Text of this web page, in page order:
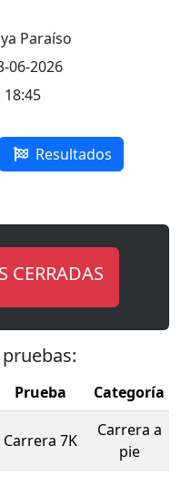
Paraíso
06-2026
Resultados
CERRADAS
Prueba Categoría
Carrera 7K
Carrera a
pie